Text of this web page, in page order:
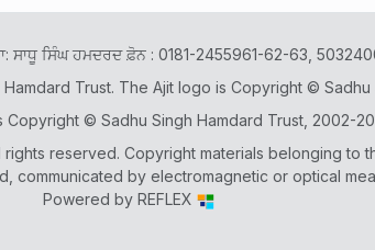
ਸਾਧੂ ਸਿੰਘ ਹਮਦਰਦ ਫ਼ੋਨ : 0181-2455961-62-63,
Trust. The Ajit logo is Copyright © Sadhu
Copyright © Sadhu Singh Hamdard Trust, 2002-
reserved. Copyright materials belonging
by electromagnetic or optical
Powered by REFLEX